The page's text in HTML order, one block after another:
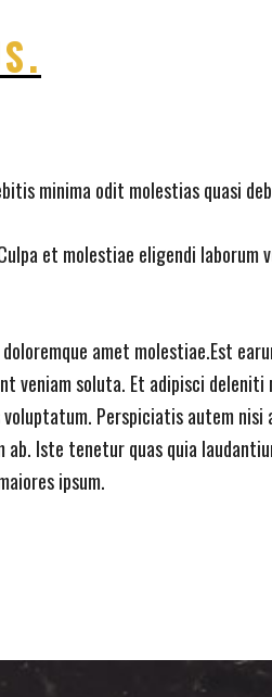
minima odit molestias quasi
et molestiae eligendi laborum
amet molestiae.Est
veniam soluta. Et adipisci
Perspiciatis autem
Iste tenetur quas quia
ipsum.